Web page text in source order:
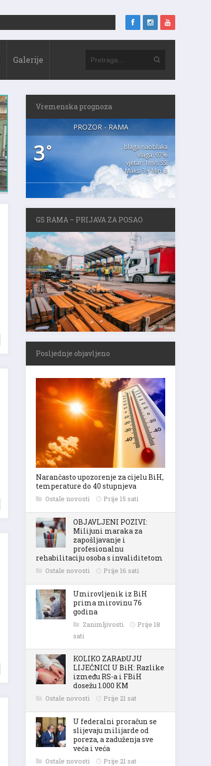
Galerije
Vremenska prognoza
PROZOR - RAMA
3°
blaga naoblaka
vlaga: 97%
vjetar: 1m/s SSI
Maks. 3 • Min. 3
GS RAMA – PRIJAVA ZA POSAO
Posljednje objavljeno
Narančasto upozorenje za cijelu BiH,
temperature do 40 stupnjeva
Ostale novosti Prije 15 sati
OBJAVLJENI POZIVI:
Milijuni maraka za
zapošljavanje i
profesionalnu
rehabilitaciju osoba s invaliditetom
Ostale novosti Prije 16 sati
Umirovljenik iz BiH
prima mirovinu 76
godina
Zanimljivosti
Prije 18
sati
KOLIKO ZARAĐUJU
LIJEČNICI U BiH: Razlike
između RS-a i FBiH
dosežu 1.000 KM
Ostale novosti Prije 21 sat
U federalni proračun se
slijevaju milijarde od
poreza, a zaduženja sve
veća i veća
Ostale novosti Prije 21 sat